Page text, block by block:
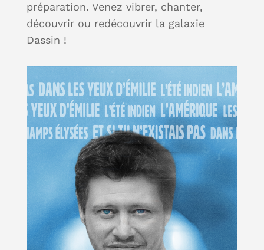
préparation. Venez vibrer, chanter,
découvrir ou redécouvrir la galaxie
Dassin !